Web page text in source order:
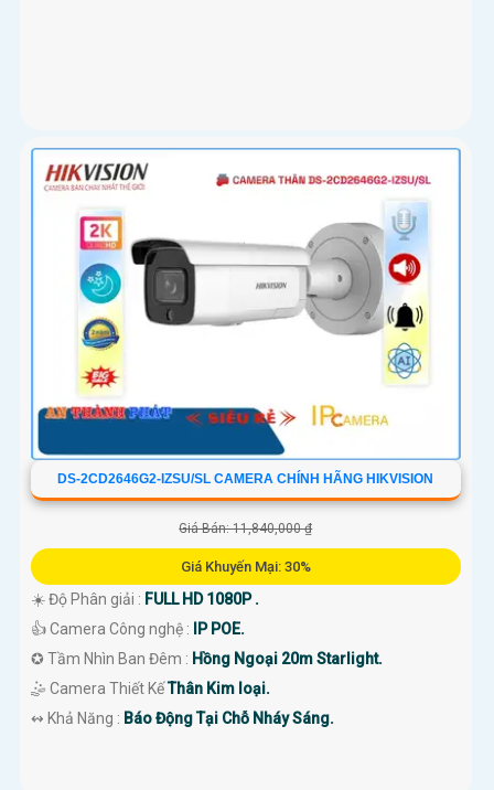
DS-2CD2646G2-IZSU/SL CAMERA CHÍNH HÃNG HIKVISION
Giá Bán: 11,840,000 ₫
Giá Khuyến Mại: 30%
☀️ Độ Phân giải : FULL HD 1080P .
👍 Camera Công nghệ :
IP POE.
✪ Tầm Nhìn Ban Đêm : Hồng Ngoại 20m Starlight.
🤹 Camera Thiết KếThân Kim loại.
️↭ Khả Năng : Báo Động Tại Chỗ Nháy Sáng.